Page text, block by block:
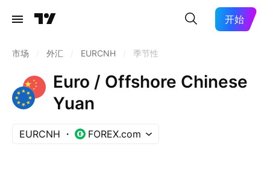
开始
市场 外汇 EURCNH 季节性
Euro / Offshore Chinese
Yuan
EURCNH FOREX.com